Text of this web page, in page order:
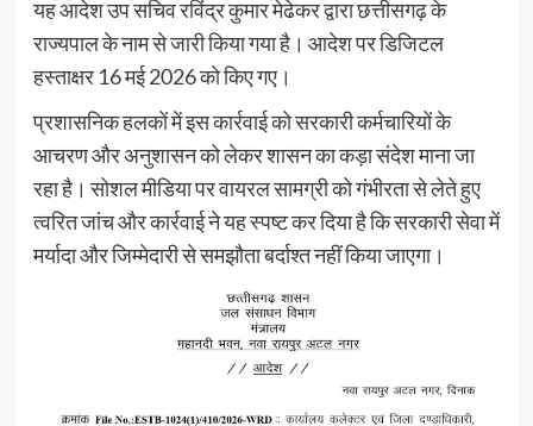
यह आदेश उप सचिव रविंद्र कुमार मेढेकर द्वारा छत्तीसगढ़ के
राज्यपाल के नाम से जारी किया गया है। आदेश पर डिजिटल
हस्ताक्षर 16 मई 2026 को किए गए।
प्रशासनिक हलकों में इस कार्रवाई को सरकारी कर्मचारियों के
आचरण और अनुशासन को लेकर शासन का कड़ा संदेश माना जा
रहा है। सोशल मीडिया पर वायरल सामग्री को गंभीरता से लेते हुए
त्वरित जांच और कार्रवाई ने यह स्पष्ट कर दिया है कि सरकारी सेवा में
मर्यादा और जिम्मेदारी से समझौता बर्दाश्त नहीं किया जाएगा।